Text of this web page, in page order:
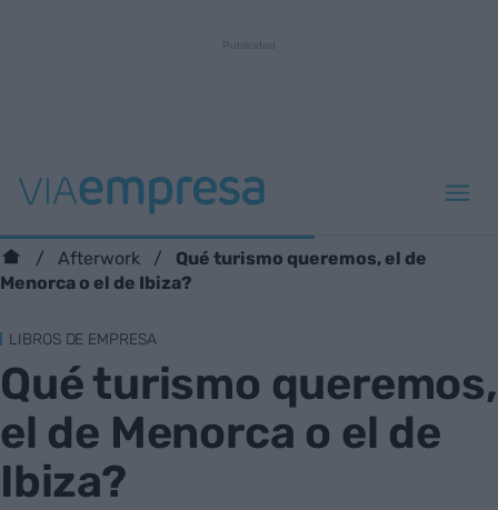
Afterwork
Qué turismo queremos, el de
Menorca o el de Ibiza?
LIBROS DE EMPRESA
Qué turismo queremos,
el de Menorca o el de
Ibiza?